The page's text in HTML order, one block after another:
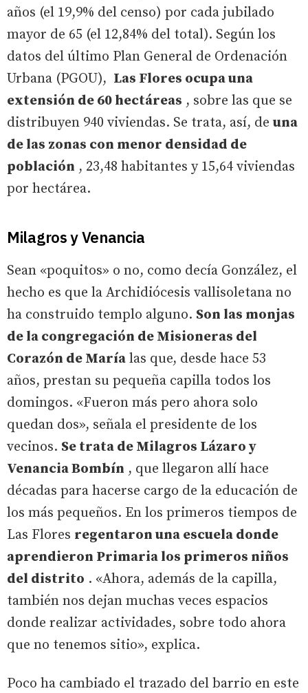
años (el 19,9% del censo) por cada jubilado
mayor de 65 (el 12,84% del total). Según los
datos del último Plan General de Ordenación
Urbana (PGOU), Las Flores ocupa una
extensión de 60 hectáreas , sobre las que se
distribuyen 940 viviendas. Se trata, así, de una
de las zonas con menor densidad de
población , 23,48 habitantes y 15,64 viviendas
por hectárea.
Milagros y Venancia
Sean «poquitos» o no, como decía González, el
hecho es que la Archidiócesis vallisoletana no
ha construido templo alguno. Son las monjas
de la congregación de Misioneras del
Corazón de María las que, desde hace 53
años, prestan su pequeña capilla todos los
domingos. «Fueron más pero ahora solo
quedan dos», señala el presidente de los
vecinos. Se trata de Milagros Lázaro y
Venancia Bombín , que llegaron allí hace
décadas para hacerse cargo de la educación de
los más pequeños. En los primeros tiempos de
Las Flores regentaron una escuela donde
aprendieron Primaria los primeros niños
del distrito . «Ahora, además de la capilla,
también nos dejan muchas veces espacios
donde realizar actividades, sobre todo ahora
que no tenemos sitio», explica.
Poco ha cambiado el trazado del barrio en este